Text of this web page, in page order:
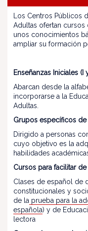
Los Centros Públicos
Adultas ofertan
unos conocimientos
ampliar su formación
Enseñanzas Iniciales (I
Abarcan desde la
incorporarse a la
Adultas.
Grupos específicos de
Dirigido a personas
cuyo objetivo es la
habilidades
Cursos para facilitar
Clases de español de
constitucionales y
de la prueba para la
española) y de
lectora